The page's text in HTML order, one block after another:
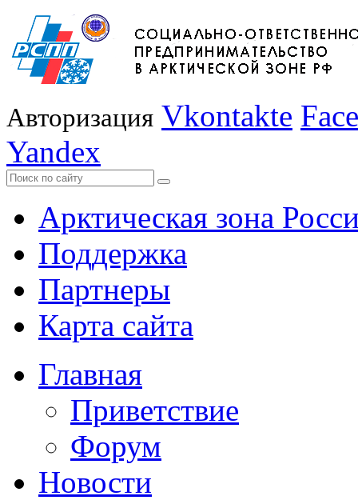
Авторизация Vkontakte
Yandex
Арктическая зона
Поддержка
Партнеры
Карта сайта
Главная
Приветствие
Форум
Новости